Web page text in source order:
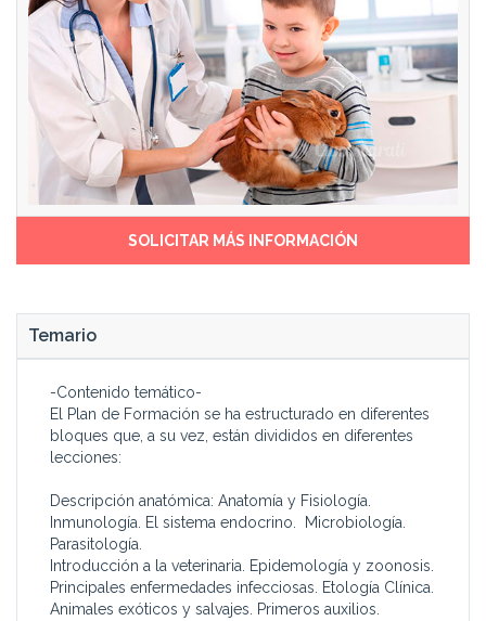
tener una formación en
colaboración
SOLICITAR MÁS INFORMACIÓN
Temario
-Contenido temático-
El Plan de Formación se ha estructurado en diferentes
bloques que, a su vez, están divididos en diferentes
lecciones:
Descripción anatómica: Anatomía y Fisiología.
Inmunología. El sistema endocrino. Microbiología.
Parasitología.
Introducción a la veterinaria. Epidemología y zoonosis.
Principales enfermedades infecciosas. Etología Clínica.
Animales exóticos y salvajes. Primeros auxilios.